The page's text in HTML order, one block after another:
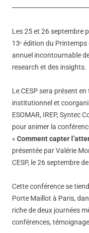
Les 25 et 26 septembre
13ᵉ édition du
annuel incontournable
research et des insights.
Le CESP sera présent
institutionnel et
ESOMAR, IREP, Syntec
pour animer la
« Comment capter
présentée par Valérie
CESP, le 26 septembre
Cette conférence se
Porte Maillot à Paris,
riche de deux journées
conférences,